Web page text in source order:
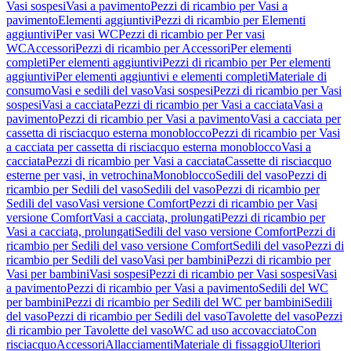
Vasi sospesiVasi a pavimentoPezzi di ricambio per Vasi a
pavimentoElementi aggiuntiviPezzi di ricambio per Elementi
aggiuntiviPer vasi WCPezzi di ricambio per Per vasi
WCAccessoriPezzi di ricambio per AccessoriPer elementi
completiPer elementi aggiuntiviPezzi di ricambio per Per elementi
aggiuntiviPer elementi aggiuntivi e elementi completiMateriale di
consumoVasi e sedili del vasoVasi sospesiPezzi di ricambio per Vasi
sospesiVasi a cacciataPezzi di ricambio per Vasi a cacciataVasi a
pavimentoPezzi di ricambio per Vasi a pavimentoVasi a cacciata per
cassetta di risciacquo esterna monobloccoPezzi di ricambio per Vasi
a cacciata per cassetta di risciacquo esterna monobloccoVasi a
cacciataPezzi di ricambio per Vasi a cacciataCassette di risciacquo
esterne per vasi, in vetrochinaMonobloccoSedili del vasoPezzi di
ricambio per Sedili del vasoSedili del vasoPezzi di ricambio per
Sedili del vasoVasi versione ComfortPezzi di ricambio per Vasi
versione ComfortVasi a cacciata, prolungatiPezzi di ricambio per
Vasi a cacciata, prolungatiSedili del vaso versione ComfortPezzi di
ricambio per Sedili del vaso versione ComfortSedili del vasoPezzi di
ricambio per Sedili del vasoVasi per bambiniPezzi di ricambio per
Vasi per bambiniVasi sospesiPezzi di ricambio per Vasi sospesiVasi
a pavimentoPezzi di ricambio per Vasi a pavimentoSedili del WC
per bambiniPezzi di ricambio per Sedili del WC per bambiniSedili
del vasoPezzi di ricambio per Sedili del vasoTavolette del vasoPezzi
di ricambio per Tavolette del vasoWC ad uso accovacciatoCon
risciacquoAccessoriAllacciamentiMateriale di fissaggioUlteriori